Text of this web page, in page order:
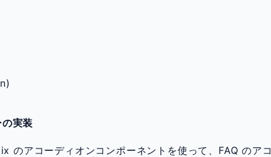
実装
のアコーディオンコンポーネントを使って、FAQ のアコ